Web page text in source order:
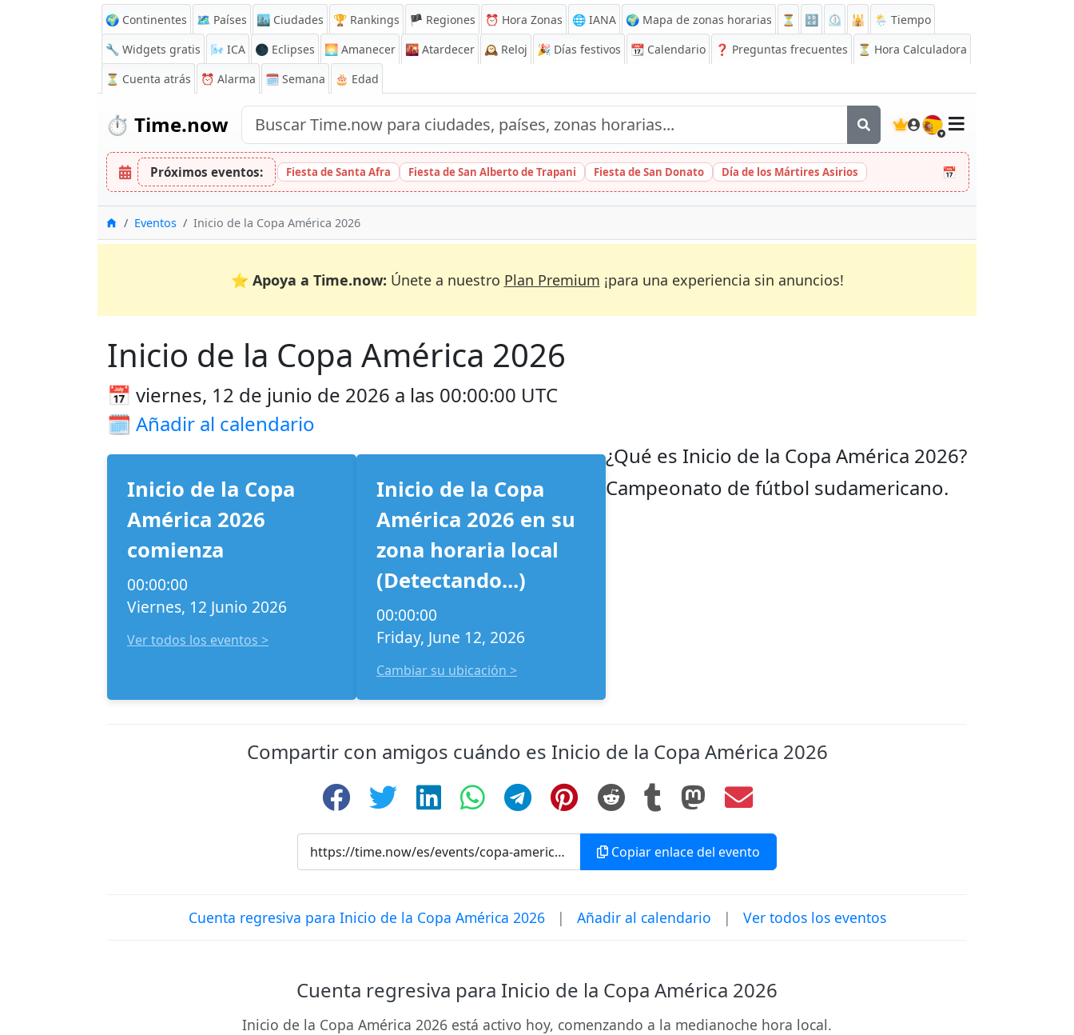
🌍 Continentes 🗺️ Países 🏙️ Ciudades 🏆 Rankings 🏴 Regiones ⏰ Hora Zonas 🌐 IANA 🌍 Mapa de zonas horarias ⏳ 🔡 ⏲️ 🕌
🌦️ Tiempo
🔧 Widgets gratis
🌬️ ICA 🌑 Eclipses 🌅 Amanecer 🌇 Atardecer 🕰️ Reloj 🎉 Días festivos 📆 Calendario ❓ Preguntas frecuentes
⏳ Hora Calculadora
⏳ Cuenta atrás ⏰ Alarma 🗓️ Semana 🎂 Edad
⏱️ Time.now 🇪🇸
Próximos eventos: Fiesta de Santa Afra Fiesta de San Alberto de Trapani Fiesta de San Donato Día de los Mártires Asirios 📅
InicioEventos Inicio de la Copa América 2026
⭐ Apoya a Time.now: Únete a nuestro Plan Premium ¡para una experiencia sin anuncios!
Inicio de la Copa América 2026
📅 viernes, 12 de junio de 2026 a las 00:00:00 UTC
🗓️ Añadir al calendario
Inicio de la Copa
América 2026
comienza
00:00:00
Viernes, 12 Junio 2026
Ver todos los eventos >
Inicio de la Copa
América 2026 en su
zona horaria local
(Detectando...)
00:00:00
Friday, June 12, 2026
Cambiar su ubicación >
¿Qué es Inicio de la Copa América 2026?
Campeonato de fútbol sudamericano.
Compartir con amigos cuándo es Inicio de la Copa América 2026
Copiar enlace del evento
Cuenta regresiva para Inicio de la Copa América 2026 | Añadir al calendario | Ver todos los eventos
Cuenta regresiva para Inicio de la Copa América 2026
Inicio de la Copa América 2026 está activo hoy, comenzando a la medianoche hora local.